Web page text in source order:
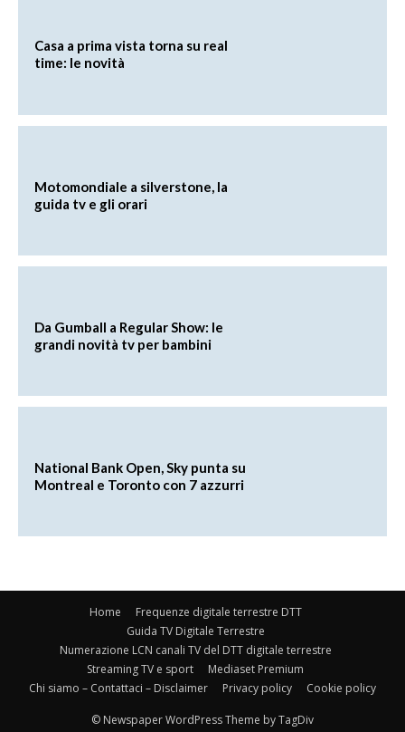
Casa a prima vista torna su real
time: le novità
Motomondiale a silverstone, la
guida tv e gli orari
Da Gumball a Regular Show: le
grandi novità tv per bambini
National Bank Open, Sky punta su
Montreal e Toronto con 7 azzurri
Home
Frequenze digitale terrestre DTT
Guida TV Digitale Terrestre
Numerazione LCN canali TV del DTT digitale terrestre
Streaming TV e sport
Mediaset Premium
Chi siamo – Contattaci – Disclaimer
Privacy policy Cookie policy
© Newspaper WordPress Theme by TagDiv